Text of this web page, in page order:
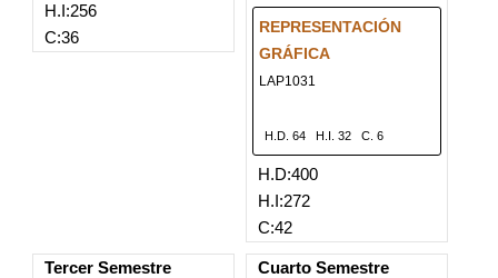
H.I:256
C:36
REPRESENTACIÓN
GRÁFICA
LAP1031
H.D. 64 H.I. 32 C. 6
H.D:400
H.I:272
C:42
Tercer Semestre Cuarto Semestre